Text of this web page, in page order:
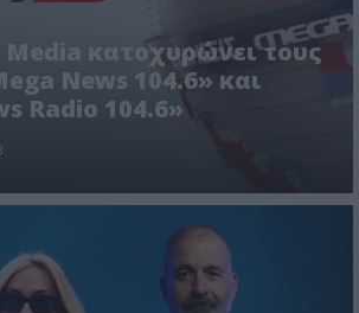
κατοχυρώνει τους
News 104.6» και
Radio 104.6»